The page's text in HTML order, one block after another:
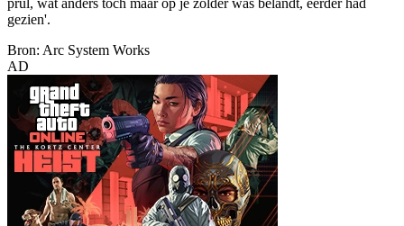
gezien'.
Bron: Arc System Works
AD